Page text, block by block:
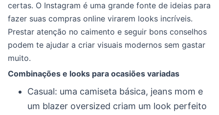
certas. O Instagram é uma grande fonte de ideias para
fazer suas compras online virarem looks incríveis.
Prestar atenção no caimento e seguir bons conselhos
podem te ajudar a criar visuais modernos sem gastar
muito.
Combinações e looks para ocasiões variadas
Casual: uma camiseta básica, jeans mom e
um blazer oversized criam um look perfeito